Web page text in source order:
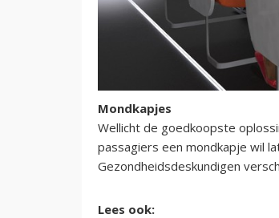
Mondkapjes
Wellicht de goedkoopste
passagiers een mondkapje wil
Gezondheidsdeskundigen
Lees ook: